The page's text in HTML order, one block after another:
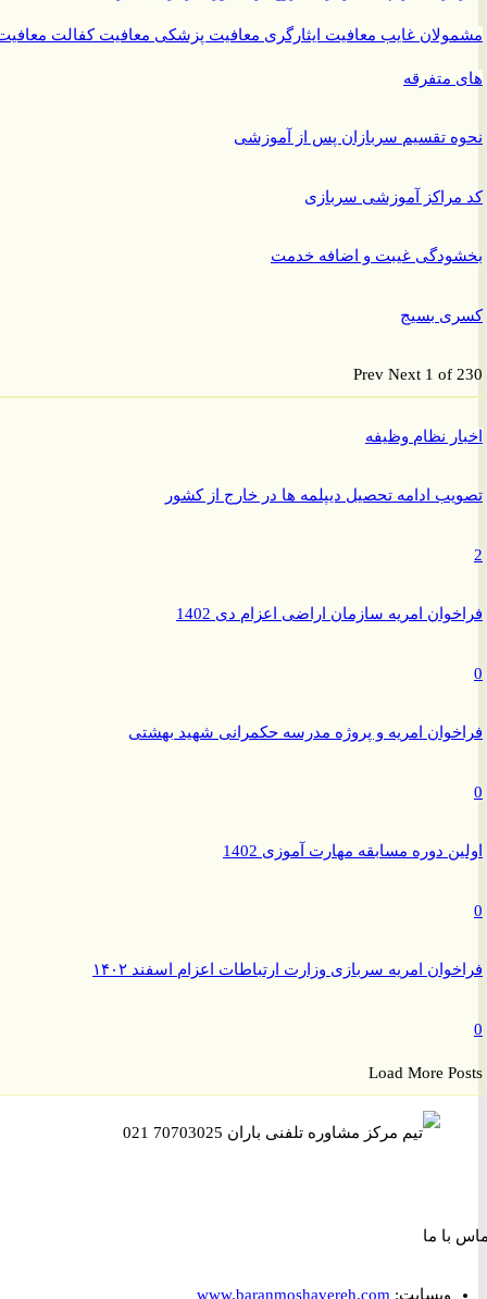
غایبمعافیت ایثارگریمعافیت پزشکیمعافیت کفالتمعافیت
متفرقه
تقسیم سربازان پس از آموزشی
آموزشی سربازی
غیبت و اضافه خدمت
بسیج
PrevNext 1 of
نظام وظیفه
ادامه تحصیل دیپلمه ها در خارج از کشور
امریه سازمان اراضی اعزام دی 1402
امریه و پروژه مدرسه حکمرانی شهید بهشتی
دوره مسابقه مهارت آموزی 1402
امریه سربازی وزارت ارتباطات اعزام اسفند ۱۴۰۲
Load More
ما
وبسایت:www.baranmoshavereh.com